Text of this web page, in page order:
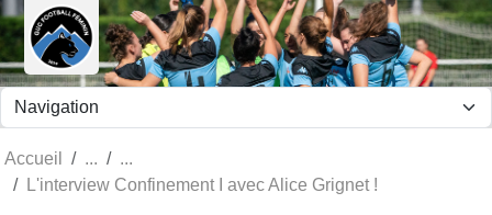
Accueil
L'interview Confinement I avec Alice Grignet !
Panneau de gestion des cookies